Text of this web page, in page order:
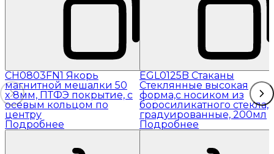
CH0803FN1 Якорь
магнитной мешалки 50
x 8мм, ПТФЭ покрытие, с
осевым кольцом по
центру
Подробнее
EGL0125B Стаканы
Стеклянные высокая
форма,с носиком из
боросиликатного стекла,
градуированные, 200мл
Подробнее